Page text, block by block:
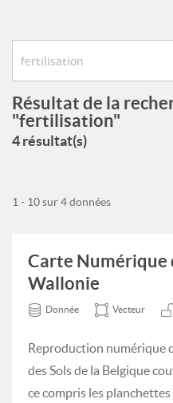
Résultat de la
"fertilisation"
4 résultat(s)
1 - 10 sur 4 données
Carte Numérique
Wallonie
Donnée Vecteur
Reproduction numérique
des Sols de la Belgique
ce compris les